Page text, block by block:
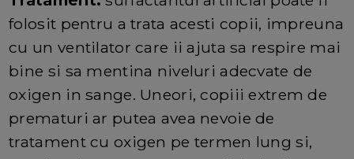
folosit pentru a trata acesti copii, impreuna
cu un ventilator care ii ajuta sa respire mai
bine si sa mentina niveluri adecvate de
oxigen in sange. Uneori, copiii extrem de
prematuri ar putea avea nevoie de
tratament cu oxigen pe termen lung si,